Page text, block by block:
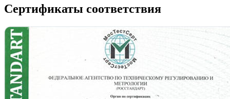
Сертификаты соответствия